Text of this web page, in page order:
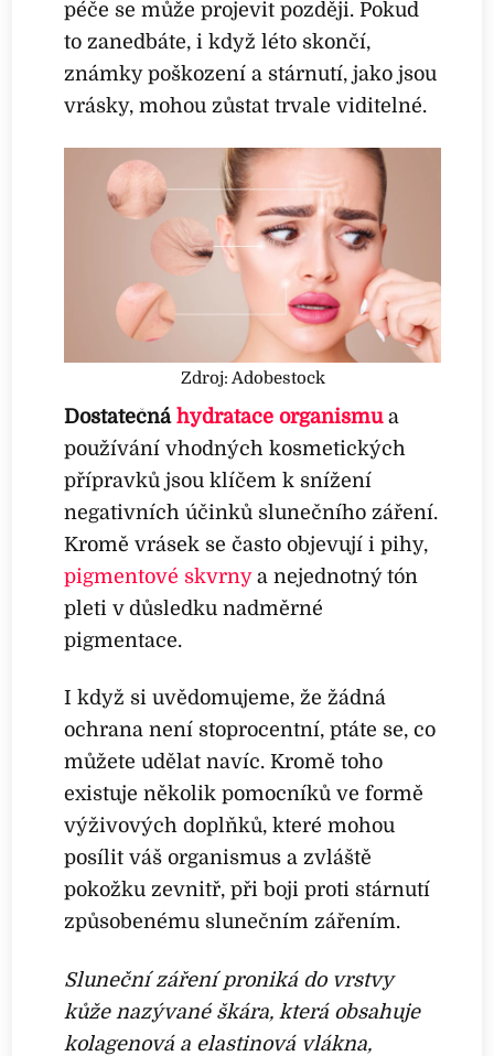
péče se může projevit později. Pokud
to zanedbáte, i když léto skončí,
známky poškození a stárnutí, jako jsou
vrásky, mohou zůstat trvale viditelné.
Zdroj: Adobestock
Dostatečnáhydratace organismua
používání vhodných kosmetických
přípravků jsou klíčem k snížení
negativních účinků slunečního záření.
Kromě vrásek se často objevují i pihy,
pigmentové skvrnya nejednotný tón
pleti v důsledku nadměrné
pigmentace.
I když si uvědomujeme, že žádná
ochrana není stoprocentní, ptáte se, co
můžete udělat navíc. Kromě toho
existuje několik pomocníků ve formě
výživových doplňků, které mohou
posílit váš organismus a zvláště
pokožku zevnitř, při boji proti stárnutí
způsobenému slunečním zářením.
Sluneční záření proniká do vrstvy
kůže nazývané škára, která obsahuje
kolagenová a elastinová vlákna,